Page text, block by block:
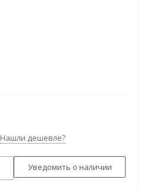
Нашли дешевле?
Уведомить о наличии